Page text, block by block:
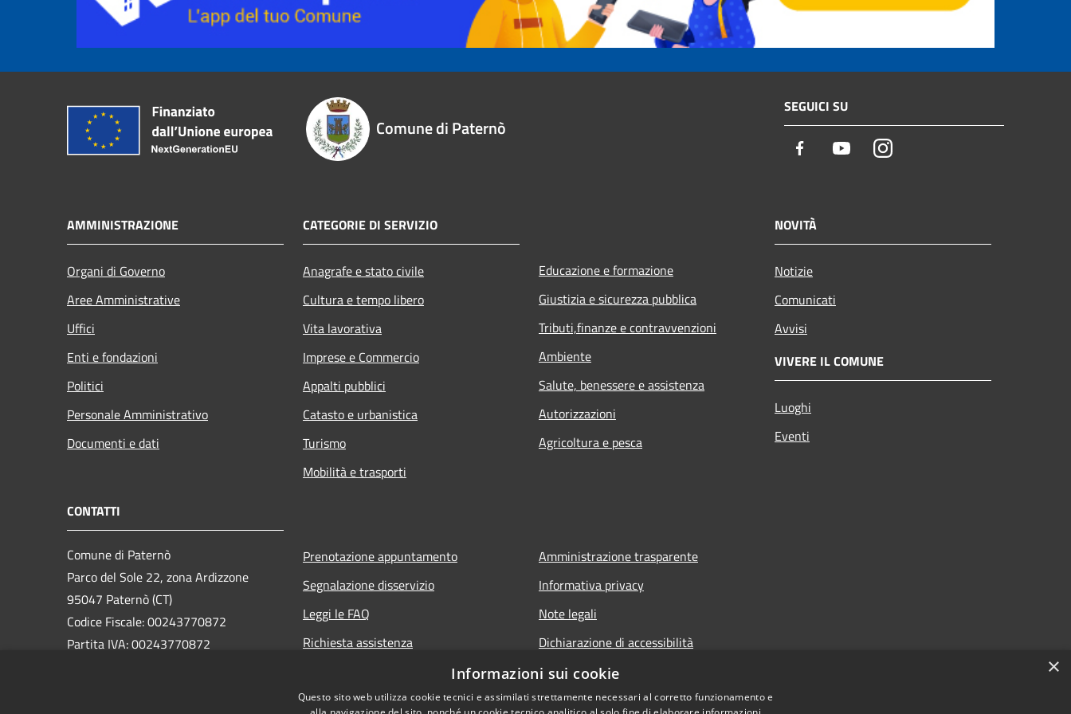
Comune di Paternò
SEGUICI SU
Facebook YoutubeInstagram
AMMINISTRAZIONE
Organi di Governo
Aree Amministrative
Uffici
Enti e fondazioni
Politici
Personale Amministrativo
Documenti e dati
CATEGORIE DI SERVIZIO
Anagrafe e stato civile
Cultura e tempo libero
Vita lavorativa
Imprese e Commercio
Appalti pubblici
Catasto e urbanistica
Turismo
Mobilità e trasporti
Educazione e formazione
Giustizia e sicurezza pubblica
Tributi,finanze e contravvenzioni
Ambiente
Salute, benessere e assistenza
Autorizzazioni
Agricoltura e pesca
NOVITÀ
Notizie
Comunicati
Avvisi
VIVERE IL COMUNE
Luoghi
Eventi
CONTATTI
Comune di Paternò
Parco del Sole 22, zona Ardizzone
95047 Paternò (CT)
Codice Fiscale: 00243770872
Partita IVA: 00243770872
Prenotazione appuntamento
Segnalazione disservizio
Leggi le FAQ
Richiesta assistenza
Amministrazione trasparente
Informativa privacy
Note legali
Dichiarazione di accessibilità
×
Informazioni sui cookie
Questo sito web utilizza cookie tecnici e assimilati strettamente necessari al corretto funzionamento e